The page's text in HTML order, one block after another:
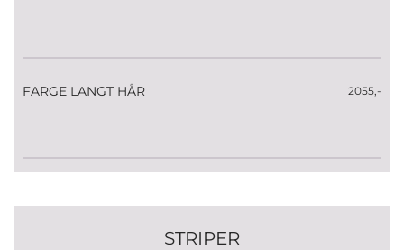
FARGE LANGT HÅR 2055,-
STRIPER